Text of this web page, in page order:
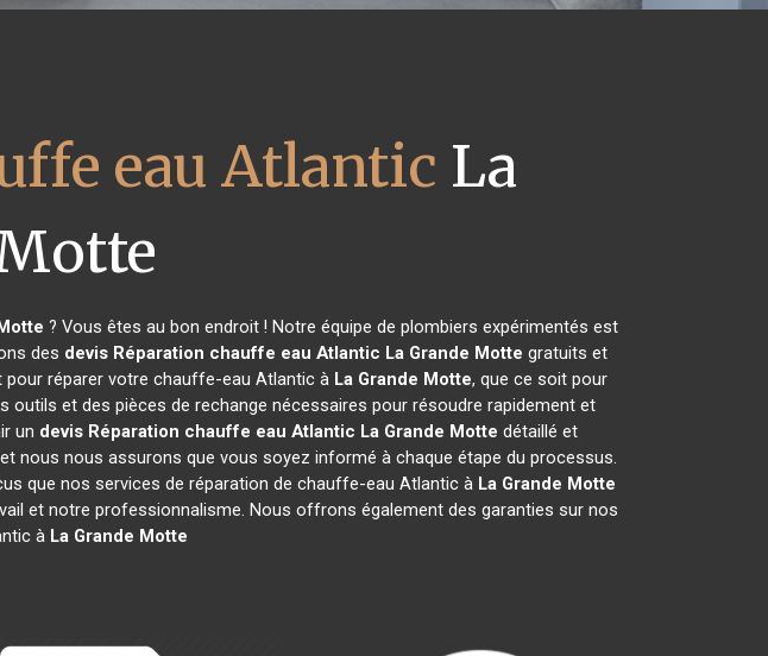
eau Atlantic La
? Vous êtes au bon endroit ! Notre équipe de plombiers expérimentés est
des devis Réparation chauffe eau Atlantic La Grande Motte gratuits et
réparer votre chauffe-eau Atlantic à La Grande Motte, que ce soit pour
et des pièces de rechange nécessaires pour résoudre rapidement et
un devis Réparation chauffe eau Atlantic La Grande Motte détaillé et
nous nous assurons que vous soyez informé à chaque étape du processus.
que nos services de réparation de chauffe-eau Atlantic à La Grande Motte
et notre professionnalisme. Nous offrons également des garanties sur nos
à La Grande Motte